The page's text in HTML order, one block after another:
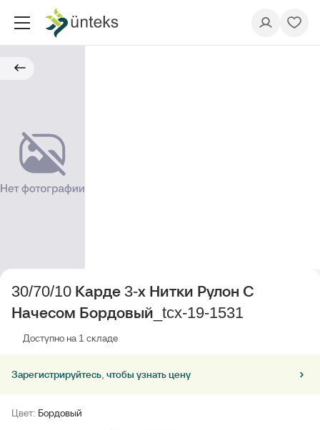
30/70/10 Карде 3-х Нитки Рулон С
Начесом Бордовый_tcx-19-1531
Доступно на 1 складе
Зарегистрируйтесь, чтобы узнать цену
Цвет: Бордовый